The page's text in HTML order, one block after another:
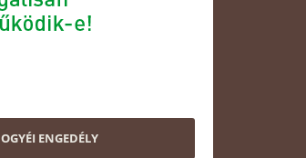
OGYÉI ENGEDÉLY